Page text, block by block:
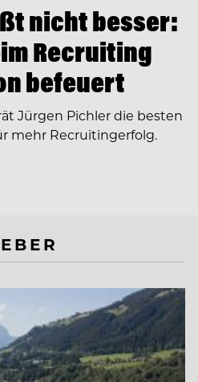
nicht besser:
Recruiting
befeuert
Jürgen Pichler die besten
mehr Recruitingerfolg.